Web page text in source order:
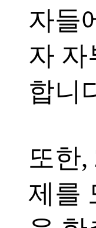
자들
자 자
합니
또한,
제를